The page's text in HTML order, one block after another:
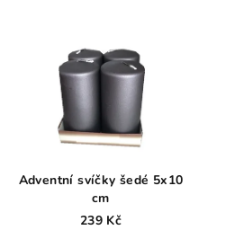
Adventní svíčky šedé 5x10
cm
239 Kč